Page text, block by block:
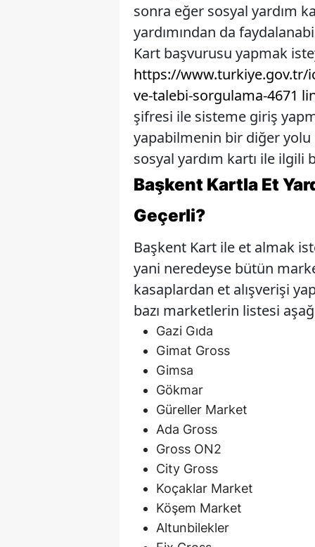
sonra eğer sosyal yardım
yardımından da
Kart başvurusu yapmak
https://www.turkiye.gov.tr/
ve-talebi-sorgulama-4671
şifresi ile sisteme giriş
yapabilmenin bir diğer yolu
sosyal yardım kartı ile
Başkent Kartla Et
Geçerli?
Başkent Kart ile et almak
yani neredeyse bütün
kasaplardan et alışverişi
bazı marketlerin listesi
Gazi Gıda
Gimat Gross
Gimsa
Gökmar
Güreller Market
Ada Gross
Gross ON2
City Gross
Koçaklar Market
Köşem Market
Altunbilekler